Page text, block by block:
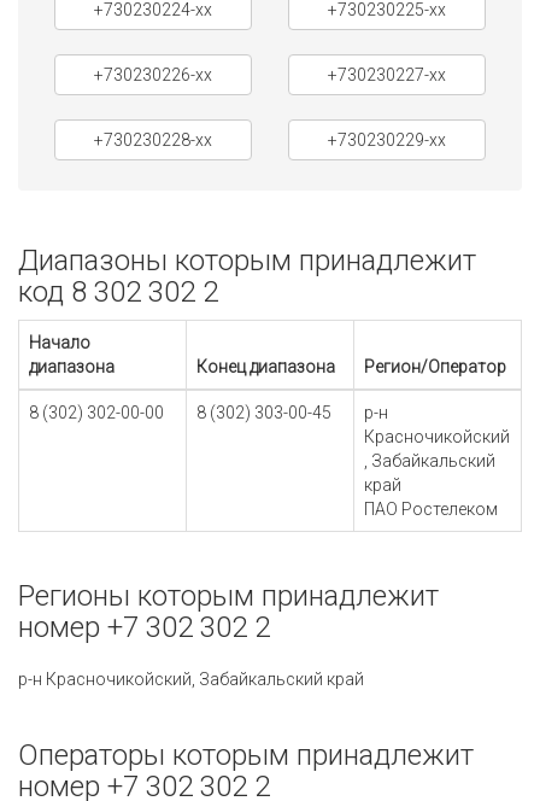
+730230224-xx +730230225-xx
+730230226-xx +730230227-xx
+730230228-xx +730230229-xx
Диапазоны которым принадлежит
код 8 302 302 2
Начало
диапазона
Конец диапазона Регион/Оператор
8 (302) 302-00-00 8 (302) 303-00-45
р-н
Красночикойский
, Забайкальский
край
ПАО Ростелеком
Регионы которым принадлежит
номер +7 302 302 2
р-н Красночикойский, Забайкальский край
Операторы которым принадлежит
номер +7 302 302 2